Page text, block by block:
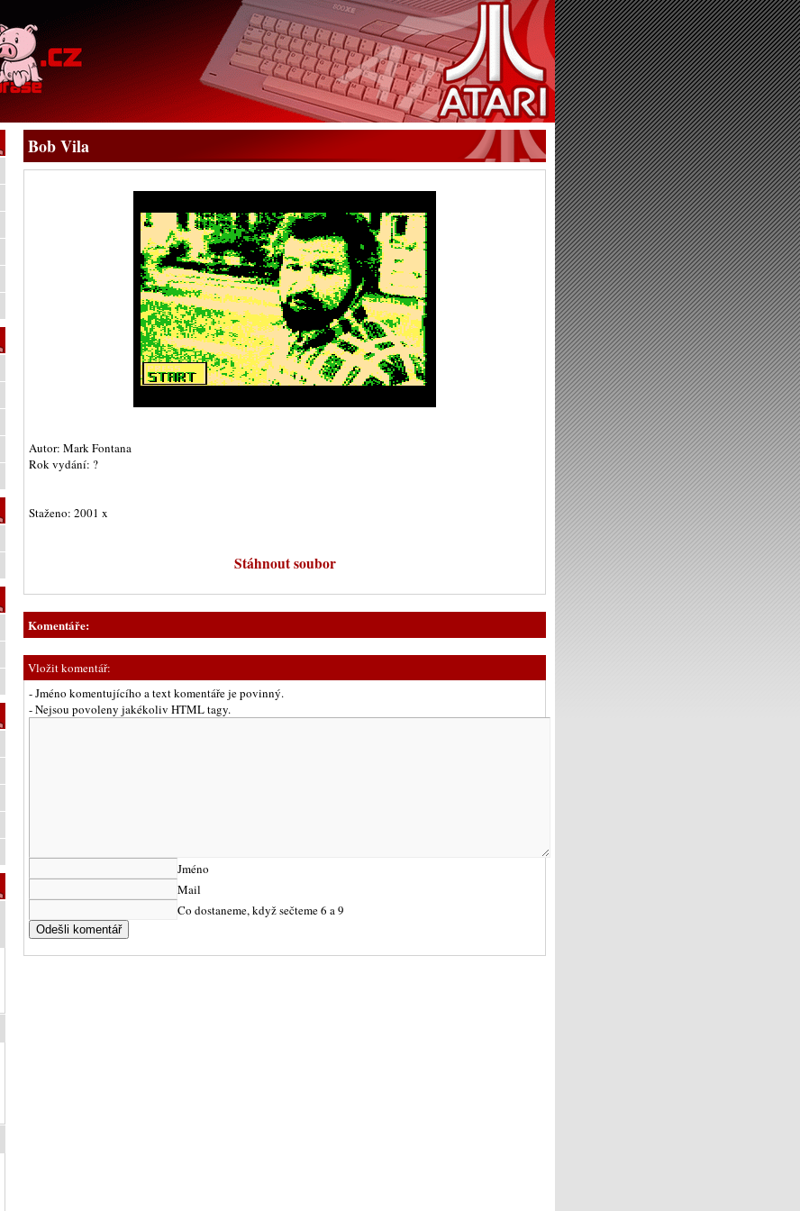
Bob Vila
Autor: Mark Fontana
Rok vydání: ?
Staženo: 2001 x
Stáhnout soubor
Komentáře:
Vložit komentář:
- Jméno komentujícího a text komentáře je povinný.
- Nejsou povoleny jakékoliv HTML tagy.
Jméno
Mail
Co dostaneme, když sečteme 6 a 9